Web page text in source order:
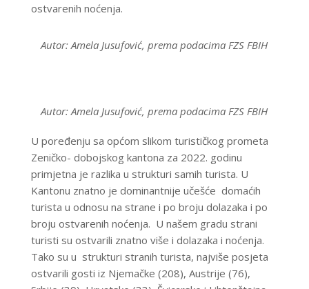
ostvarenih noćenja.
Autor: Amela Jusufović, prema podacima FZS FBIH
Autor: Amela Jusufović, prema podacima FZS FBIH
U poređenju sa općom slikom turističkog prometa
Zeničko- dobojskog kantona za 2022. godinu
primjetna je razlika u strukturi samih turista. U
Kantonu znatno je dominantnije učešće domaćih
turista u odnosu na strane i po broju dolazaka i po
broju ostvarenih noćenja. U našem gradu strani
turisti su ostvarili znatno više i dolazaka i noćenja.
Tako su u strukturi stranih turista, najviše posjeta
ostvarili gosti iz Njemačke (208), Austrije (76),